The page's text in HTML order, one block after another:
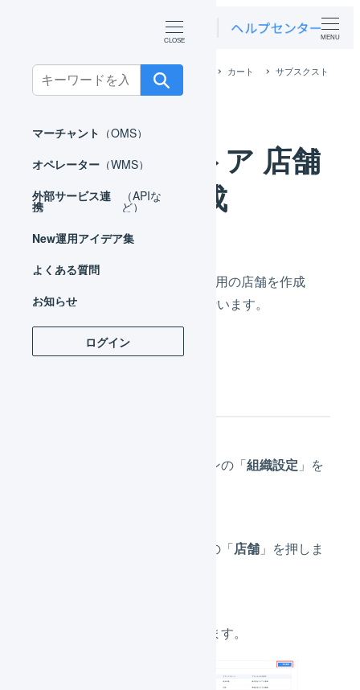
Search
for:
マーチャント （OMS）
オペレーター （WMS）
外部サービス連
携
（APIな
ど）
New運用アイデア集
よくある質問
お知らせ
ログイン
MENU
外部サービス連携（APIなど） カート
サブスクスト
サブスクストア 店舗の作成
サブスクストア 店舗
の作成
LOGILESS上にサブスクストア用の店舗を作成
し、連携のための事前設定を行います。
メインナビゲーションの「組織設定 」を
サブナビゲーションの「店舗 」を押しま
」を押します。